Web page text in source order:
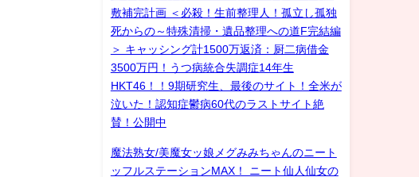
敷補完計画 ＜必殺！生前整理人！孤立し孤独
死からの～特殊清掃・遺品整理への道F完結編
＞ キャッシング計1500万返済：厨二病借金
3500万円！うつ病統合失調症14年生
HKT46！！9期研究生、最後のサイト！全米が
泣いた！認知症鬱病60代のラストサイト絶
賛！公開中
魔法熟女/美魔女ッ娘メグみみちゃんのニート
ッフルステーションMAX！ ニート仙人仙女の